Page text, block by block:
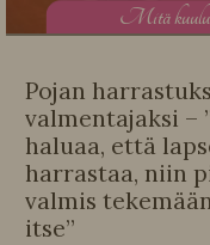
Mitä
Pojan
valmentajaksi –
haluaa, että
harrastaa, niin
valmis
itse”